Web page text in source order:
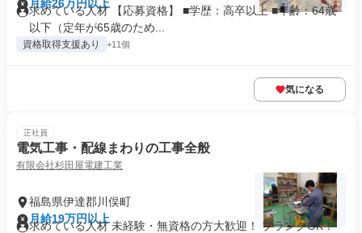
月給26万円以上
求めている人材 【応募資格】 ■学歴：高卒以上 ■年齢：64歳
以下（定年が65歳のため...
資格取得支援あり +11個
気になる
正社員
電気工事・配線まわりの工事全般
有限会社杉田屋電建工業
福島県伊達郡川俣町
月給19万円以上
求めている人材 未経験・無資格の方大歓迎！ ブランクOK！